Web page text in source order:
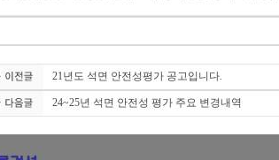
21년도 석면 안전성평가 공고입니다.
24~25년 석면 안전성 평가 주요 변경내역